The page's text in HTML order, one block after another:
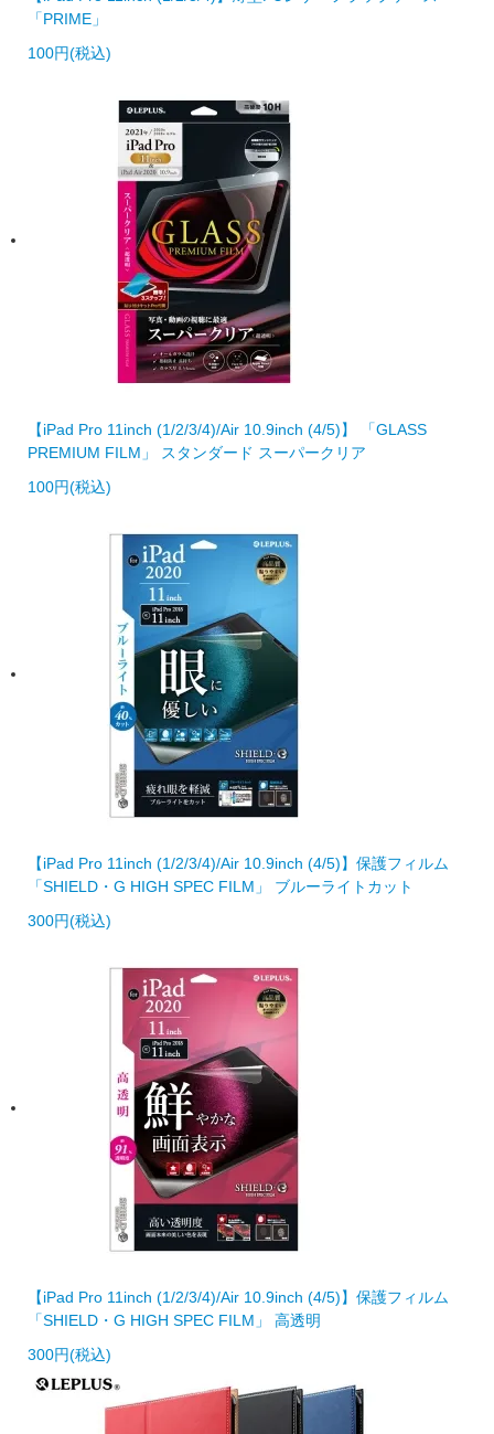
「PRIME」
100円(税込)
【iPad Pro 11inch (1/2/3/4)/Air 10.9inch (4/5)】 「GLASS
PREMIUM FILM」 スタンダード スーパークリア
100円(税込)
【iPad Pro 11inch (1/2/3/4)/Air 10.9inch (4/5)】保護フィルム
「SHIELD・G HIGH SPEC FILM」 ブルーライトカット
300円(税込)
【iPad Pro 11inch (1/2/3/4)/Air 10.9inch (4/5)】保護フィルム
「SHIELD・G HIGH SPEC FILM」 高透明
300円(税込)